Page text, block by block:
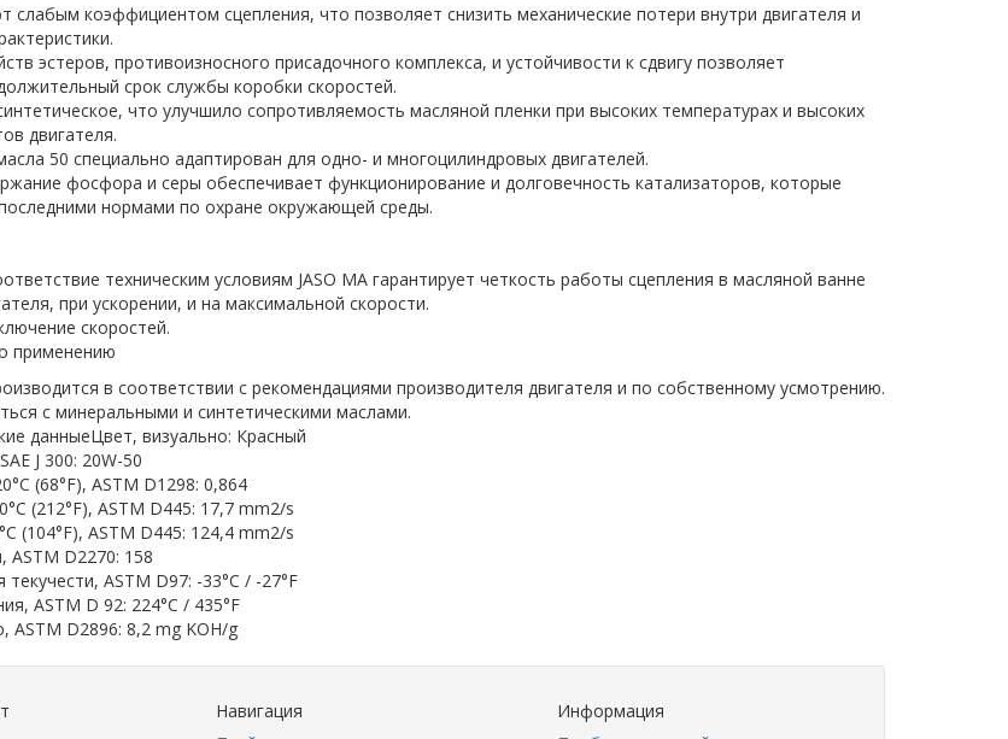
слабым коэффициентом сцепления, что позволяет снизить механические потери внутри двигателя и
эстеров, противоизносного присадочного комплекса, и устойчивости к сдвигу позволяет
срок службы коробки скоростей.
что улучшило сопротивляемость масляной пленки при высоких температурах и высоких
двигателя.
50 специально адаптирован для одно- и многоцилиндровых двигателей.
фосфора и серы обеспечивает функционирование и долговечность катализаторов, которые
нормами по охране окружающей среды.
техническим условиям JASO MA гарантирует четкость работы сцепления в масляной ванне
при ускорении, и на максимальной скорости.
скоростей.
применению
в соответствии с рекомендациями производителя двигателя и по собственному усмотрению.
с минеральными и синтетическими маслами.
данныеЦвет, визуально: Красный
J 300: 20W-50
(68°F), ASTM D1298: 0,864
(212°F), ASTM D445: 17,7 mm2/s
(104°F), ASTM D445: 124,4 mm2/s
ASTM D2270: 158
ASTM D97: -33°C / -27°F
ASTM D 92: 224°C / 435°F
ASTM D2896: 8,2 mg KOH/g
Навигация
Информация